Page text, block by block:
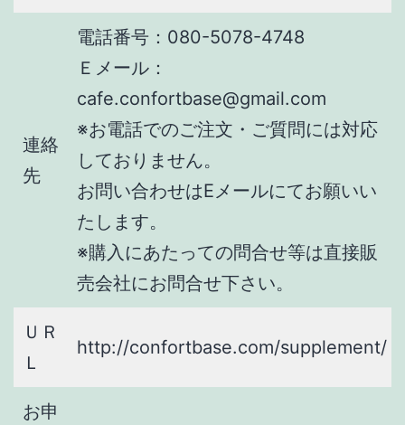
連絡
先
電話番号：080-5078-4748
Ｅメール：
cafe.confortbase@gmail.com
※お電話でのご注文・ご質問には対応
しておりません。
お問い合わせはEメールにてお願いい
たします。
※購入にあたっての問合せ等は直接販
売会社にお問合せ下さい。
ＵＲ
Ｌ
http://confortbase.com/supplement/
お申